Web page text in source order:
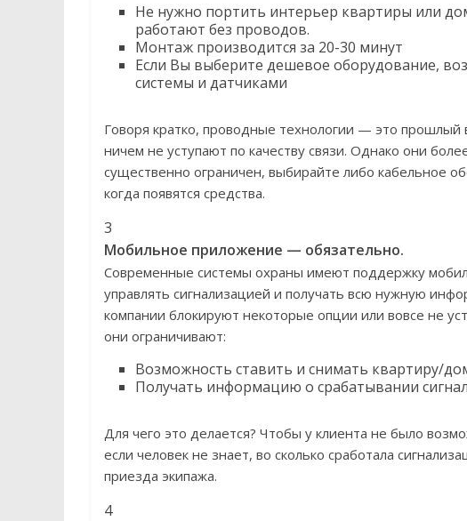
Не нужно портить интерьер квартиры или
работают без проводов.
Монтаж производится за 20-30 минут
Если Вы выберите дешевое оборудование,
системы и датчиками
Говоря кратко, проводные технологии — это
ничем не уступают по качеству связи. Однако они
существенно ограничен, выбирайте либо кабельное
когда появятся средства.
3
Мобильное приложение — обязательно.
Современные системы охраны имеют поддержку
управлять сигнализацией и получать всю нужную
компании блокируют некоторые опции или вовсе не
они ограничивают:
Возможность ставить и снимать квартиру/
Получать информацию о срабатывании
Для чего это делается? Чтобы у клиента не было
если человек не знает, во сколько сработала
приезда экипажа.
4